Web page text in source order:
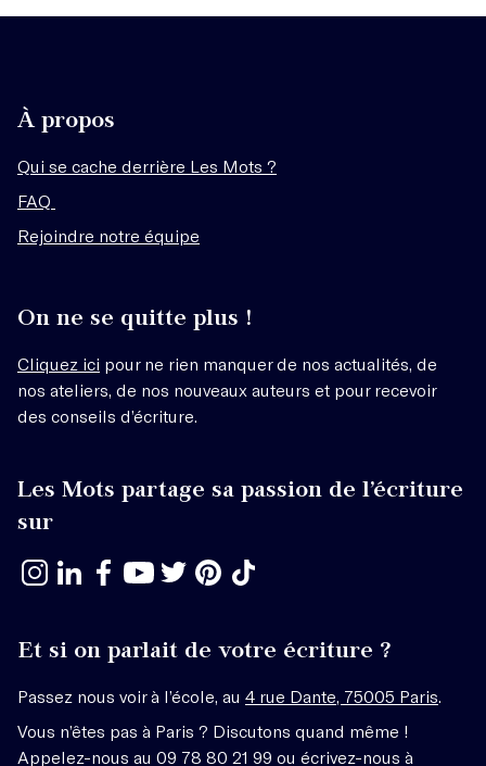
À propos
Qui se cache derrière Les Mots ?
FAQ
Rejoindre notre équipe
On ne se quitte plus !
Cliquez ici pour ne rien manquer de nos actualités, de
nos ateliers, de nos nouveaux auteurs et pour recevoir
des conseils d’écriture.
Les Mots partage sa passion de l’écriture
sur
Et si on parlait de votre écriture ?
Passez nous voir à l’école, au 4 rue Dante, 75005 Paris
Vous n’êtes pas à Paris ? Discutons quand même !
Appelez-nous au 09 78 80 21 99 ou écrivez-nous à